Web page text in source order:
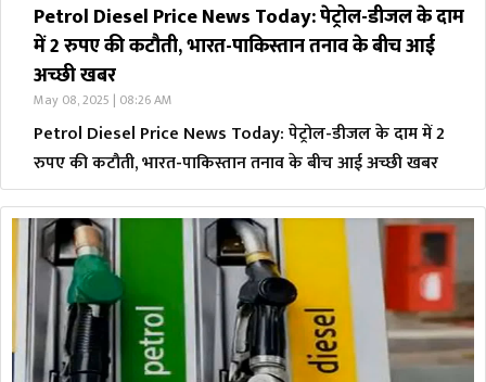
Petrol Diesel Price News Today: पेट्रोल-डीजल के दाम
में 2 रुपए की कटौती, भारत-पाकिस्तान तनाव के बीच आई
अच्छी खबर
May 08, 2025 | 08:26 AM
Petrol Diesel Price News Today: पेट्रोल-डीजल के दाम में 2
रुपए की कटौती, भारत-पाकिस्तान तनाव के बीच आई अच्छी खबर